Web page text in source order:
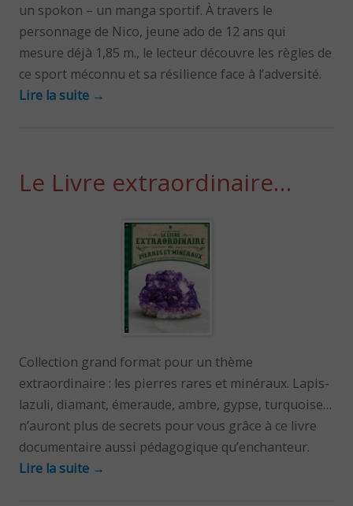
un spokon – un manga sportif. À travers le
personnage de Nico, jeune ado de 12 ans qui
mesure déjà 1,85 m., le lecteur découvre les règles de
ce sport méconnu et sa résilience face à l’adversité.
Lire la suite →
Le Livre extraordinaire…
Collection grand format pour un thème
extraordinaire : les pierres rares et minéraux. Lapis-
lazuli, diamant, émeraude, ambre, gypse, turquoise…
n’auront plus de secrets pour vous grâce à ce livre
documentaire aussi pédagogique qu’enchanteur.
Lire la suite →